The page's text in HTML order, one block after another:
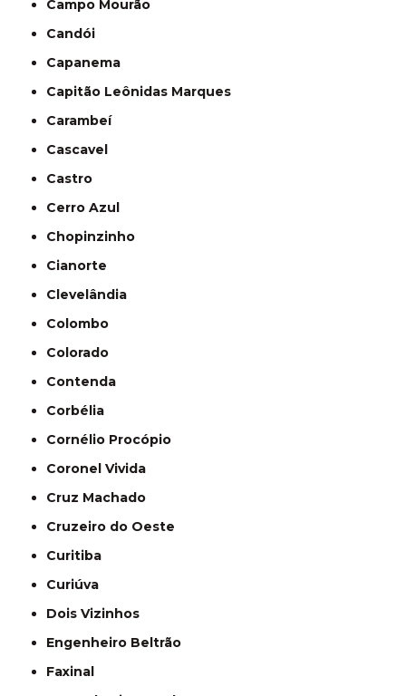
Campo Mourão
Candói
Capanema
Capitão Leônidas Marques
Carambeí
Cascavel
Castro
Cerro Azul
Chopinzinho
Cianorte
Clevelândia
Colombo
Colorado
Contenda
Corbélia
Cornélio Procópio
Coronel Vivida
Cruz Machado
Cruzeiro do Oeste
Curitiba
Curiúva
Dois Vizinhos
Engenheiro Beltrão
Faxinal